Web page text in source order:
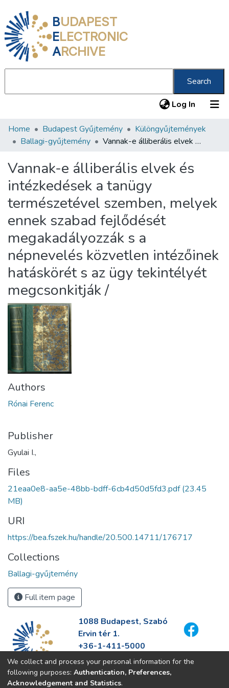
BUDAPEST
ELECTRONIC
ARCHIVE
Search
Log In (current)
Communities & Collections
Statistics
About us
Home Budapest Gyűjtemény
Különgyűjtemények
Ballagi-gyűjtemény
Vannak-e álliberális elvek és intézkedések a tanügy természetével szemben, melyek ennek szabad fejlődését megakadályozzák s a népnevelés közvetlen intézőinek hatáskörét s az ügy tekintélyét megcsonkitják /
Vannak-e álliberális elvek és
intézkedések a tanügy
természetével szemben, melyek
ennek szabad fejlődését
megakadályozzák s a
népnevelés közvetlen intézőinek
hatáskörét s az ügy tekintélyét
megcsonkitják /
Authors
Rónai Ferenc
Publisher
Gyulai I.,
Files
21eaa0e8-aa5e-48bb-bdff-6cb4d50d5fd3.pdf(23.45
MB)
URI
https://bea.fszek.hu/handle/20.500.14711/176717
Collections
Ballagi-gyűjtemény
Full item page
1088 Budapest, Szabó
Ervin tér 1.
+36-1-411-5000
info@fszek.hu
https://fszek.hu
We collect and process your personal information for the
following purposes: Authentication, Preferences,
Acknowledgement and Statistics.